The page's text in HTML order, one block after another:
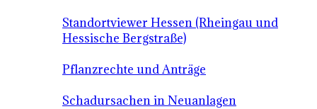
Standortviewer Hessen (Rheingau und
Hessische Bergstraße)
Pflanzrechte und Anträge
Schadursachen in Neuanlagen